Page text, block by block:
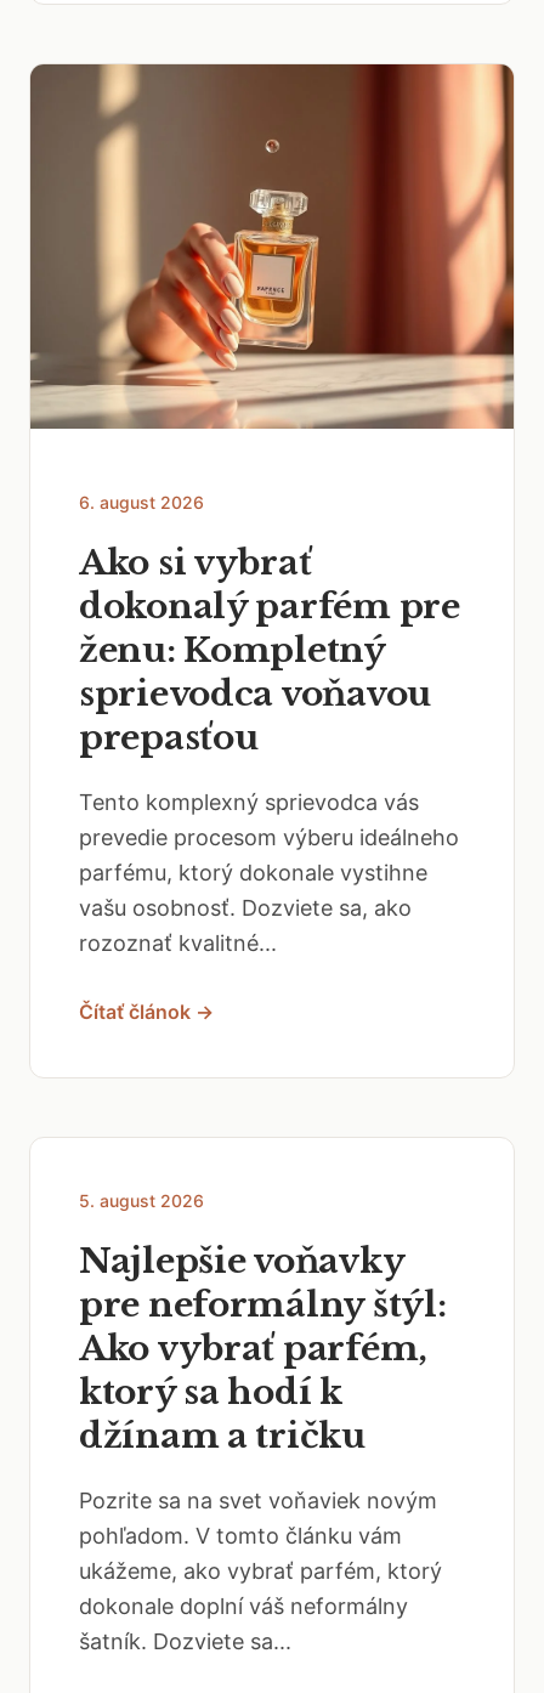
6. august 2026
Ako si vybrať
dokonalý parfém pre
ženu: Kompletný
sprievodca voňavou
prepasťou
Tento komplexný sprievodca vás
prevedie procesom výberu ideálneho
parfému, ktorý dokonale vystihne
vašu osobnosť. Dozviete sa, ako
rozoznať kvalitné...
Čítať článok →
5. august 2026
Najlepšie voňavky
pre neformálny štýl:
Ako vybrať parfém,
ktorý sa hodí k
džínam a tričku
Pozrite sa na svet voňaviek novým
pohľadom. V tomto článku vám
ukážeme, ako vybrať parfém, ktorý
dokonale doplní váš neformálny
šatník. Dozviete sa...